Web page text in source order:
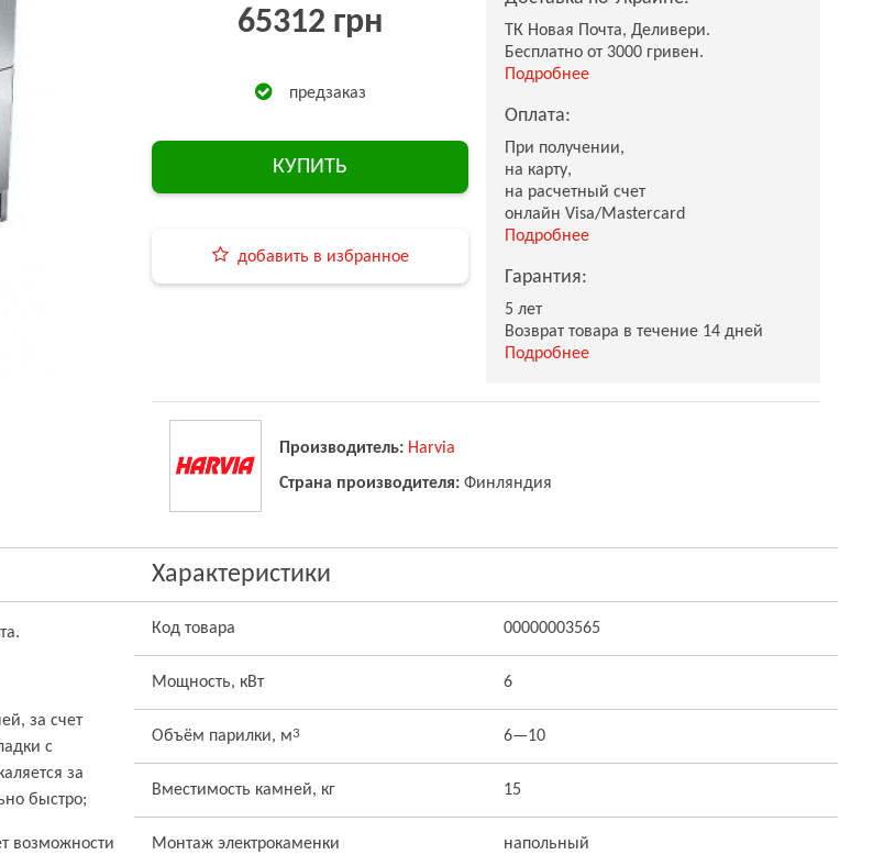
65312 грн
предзаказ
КУПИТЬ
добавить в избранное
ТК Новая Почта, Деливери.
Бесплатно от 3000 гривен.
Подробнее
Оплата:
При получении,
на карту,
на расчетный счет
онлайн Visa/Mastercard
Подробнее
Гарантия:
5 лет
Возврат товара в течение 14 дней
Подробнее
Производитель: Harvia
Страна производителя: Финляндия
за счет
с
за
быстро;
возможности
Характеристики
Код товара 00000003565
Мощность, кВт 6
Объём парилки, м3 6—10
Вместимость камней, кг 15
Монтаж электрокаменки напольный